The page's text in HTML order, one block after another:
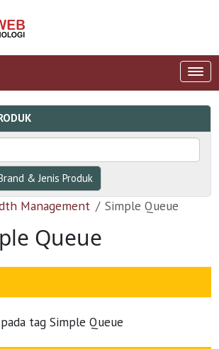
& Jenis Produk
Management Simple Queue
Queue
tag Simple Queue